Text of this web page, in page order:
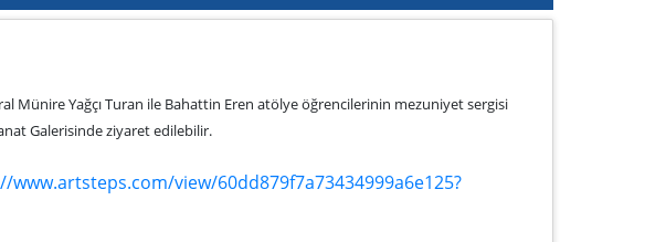
Münire Yağçı Turan ile Bahattin Eren atölye öğrencilerinin mezuniyet sergisi
Galerisinde ziyaret edilebilir.
www.artsteps.com/view/60dd879f7a73434999a6e125?